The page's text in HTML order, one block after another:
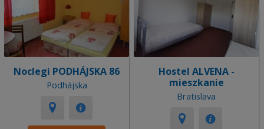
Noclegi PODHÁJSKA 86
Podhájska
Hostel ALVENA -
mieszkanie
Bratislava